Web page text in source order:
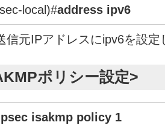
local)#address ipv6
信元IPアドレスにipv6を設定
ポリシー設定>
isakmp policy 1